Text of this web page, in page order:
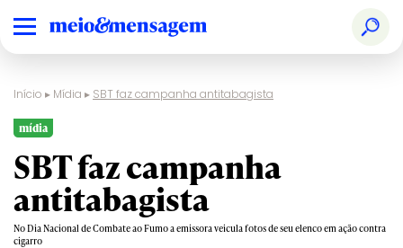
Início ▸ Mídia ▸ SBT faz campanha antitabagista
mídia
SBT faz campanha
antitabagista
No Dia Nacional de Combate ao Fumo a emissora veicula fotos de seu elenco em ação contra
cigarro